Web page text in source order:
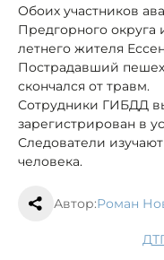
Обоих участников
Предгорного округа
летнего жителя
Пострадавший
скончался от травм.
Сотрудники ГИБДД
зарегистрирован в
Следователи
человека.
Автор:Роман